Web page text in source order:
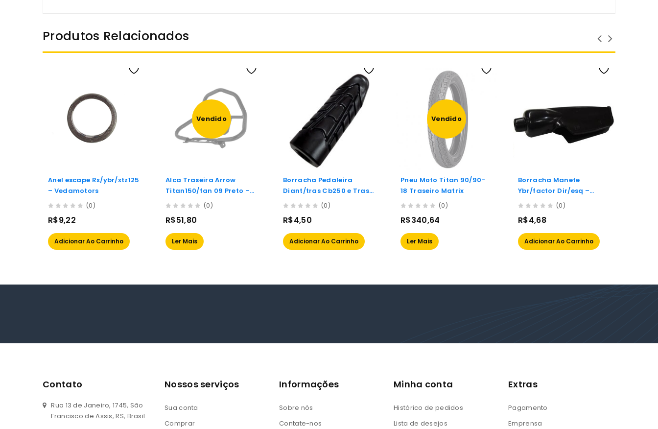
Produtos Relacionados
Anel escape Rx/ybr/xtz125
– Vedamotors
out
5
(0)
R$9,22
Adicionar Ao Carrinho
Vendido
Alca Traseira Arrow
Titan150/fan 09 Preto –
Tork
out
5
(0)
R$51,80
Ler Mais
Borracha Pedaleira
Diant/tras Cb250 e Tras
Titan160/
out
5
(0)
R$4,50
Adicionar Ao Carrinho
Vendido
Pneu Moto Titan 90/90-
18 Traseiro Matrix
out
5
(0)
R$340,64
Ler Mais
Borracha Manete
Ybr/factor Dir/esq –
Trilha
out
5
(0)
R$4,68
Adicionar Ao Carrinho
Contato
Rua 13 de Janeiro, 1745, São
Francisco de Assis, RS, Brasil
Nossos serviços
Sua conta
Comprar
Informações
Sobre nós
Contate-nos
Minha conta
Histórico de pedidos
Lista de desejos
Extras
Pagamento
Emprensa